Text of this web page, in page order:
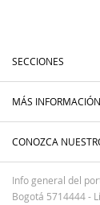
SECCIONES
MÁS INFORMACIÓN
CONOZCA
Info general del
Bogotá 5714444 -